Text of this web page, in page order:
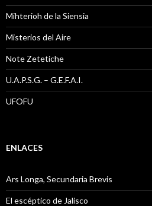
Mihterioh de la Siensia
Misterios del Aire
Note Zetetiche
U.A.P.S.G. – G.E.F.A.I.
UFOFU
ENLACES
Ars Longa, Secundaria Brevis
El escéptico de Jalisco